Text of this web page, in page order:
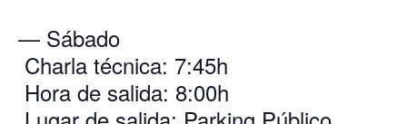
— Sábado
Charla técnica: 7:45h
Hora de salida: 8:00h